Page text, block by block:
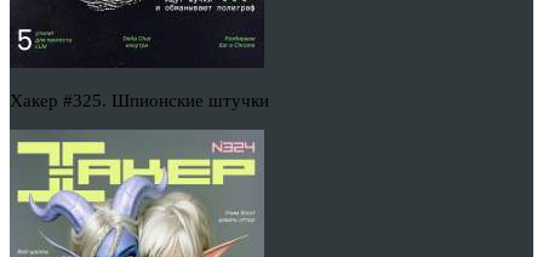
Хакер #325. Шпионские штучки